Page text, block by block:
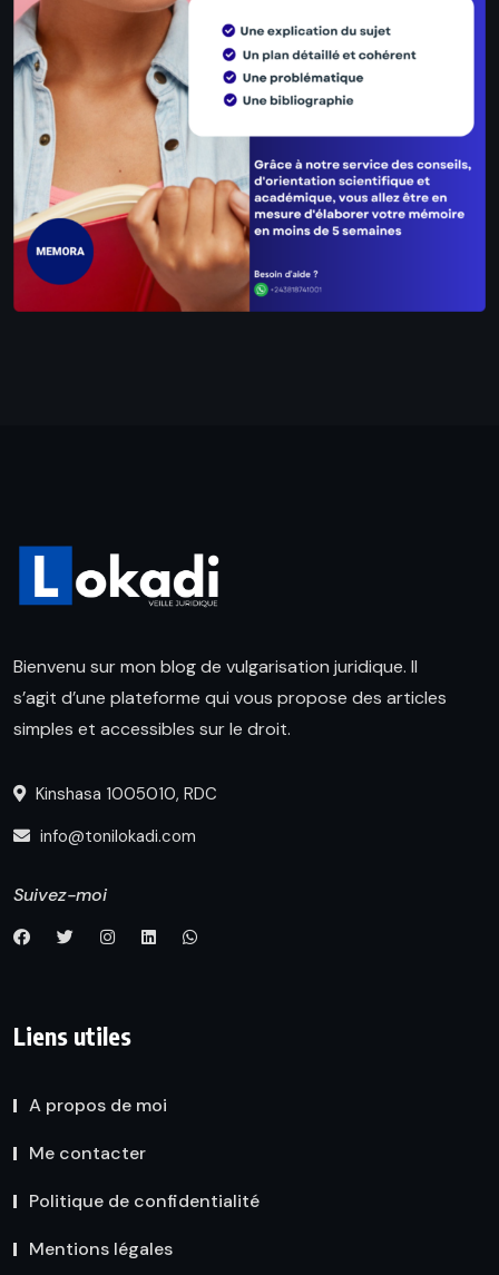
Bienvenu sur mon blog de vulgarisation juridique. Il
s’agit d’une plateforme qui vous propose des articles
simples et accessibles sur le droit.
Kinshasa 1005010, RDC
info@tonilokadi.com
Suivez-moi
Liens utiles
A propos de moi
Me contacter
Politique de confidentialité
Mentions légales